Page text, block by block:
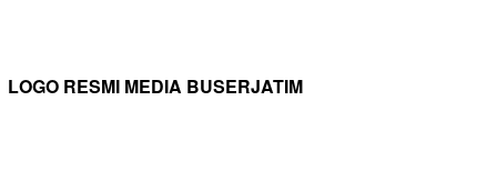
LOGO RESMI MEDIA BUSERJATIM